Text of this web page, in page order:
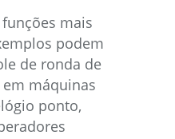
mais
podem
de ronda de
máquinas
ponto,